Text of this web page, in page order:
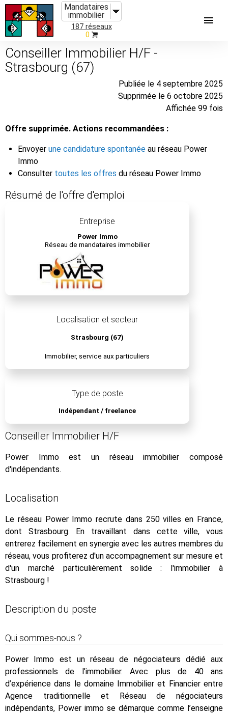
Mandataires
immobilier
187 réseaux
0
Conseiller Immobilier H/F -
Strasbourg (67)
Publiée le 4 septembre 2025
Supprimée le 6 octobre 2025
Affichée 99 fois
Offre supprimée. Actions recommandées :
Envoyer une candidature spontanée au réseau Power
Immo
Consulter toutes les offres du réseau Power Immo
Résumé de l'offre d'emploi
Entreprise
Power Immo
Réseau de mandataires immobilier
Localisation et secteur
Strasbourg (67)
Immobilier, service aux particuliers
Type de poste
Indépendant / freelance
Conseiller Immobilier H/F
Power Immo est un réseau immobilier composé
d'indépendants.
Localisation
Le réseau Power Immo recrute dans 250 villes en France,
dont Strasbourg. En travaillant dans cette ville, vous
entrerez facilement en synergie avec les autres membres du
réseau, vous profiterez d'un accompagnement sur mesure et
d'un marché particulièrement solide : l'immobilier à
Strasbourg !
Description du poste
Qui sommes-nous ?
Power Immo est un réseau de négociateurs dédié aux
professionnels de l’immobilier. Avec plus de 40 ans
d’expérience dans le domaine Immobilier et Financier entre
Agence traditionnelle et Réseau de négociateurs
indépendants, Power immo se démarque comme l’enseigne